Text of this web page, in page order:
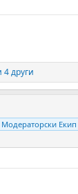
4 други
Модераторски Екип